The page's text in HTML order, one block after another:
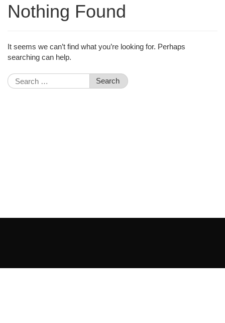
Nothing Found
It seems we can’t find what you’re looking for. Perhaps
searching can help.
Search
for: